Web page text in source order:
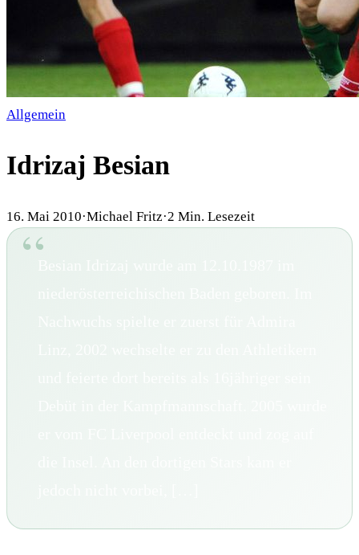
Allgemein
Idrizaj Besian
16. Mai 2010·Michael Fritz·2 Min. Lesezeit